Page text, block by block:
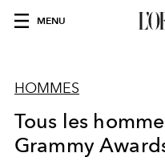
MENU
HOMMES
Tous les
Grammy